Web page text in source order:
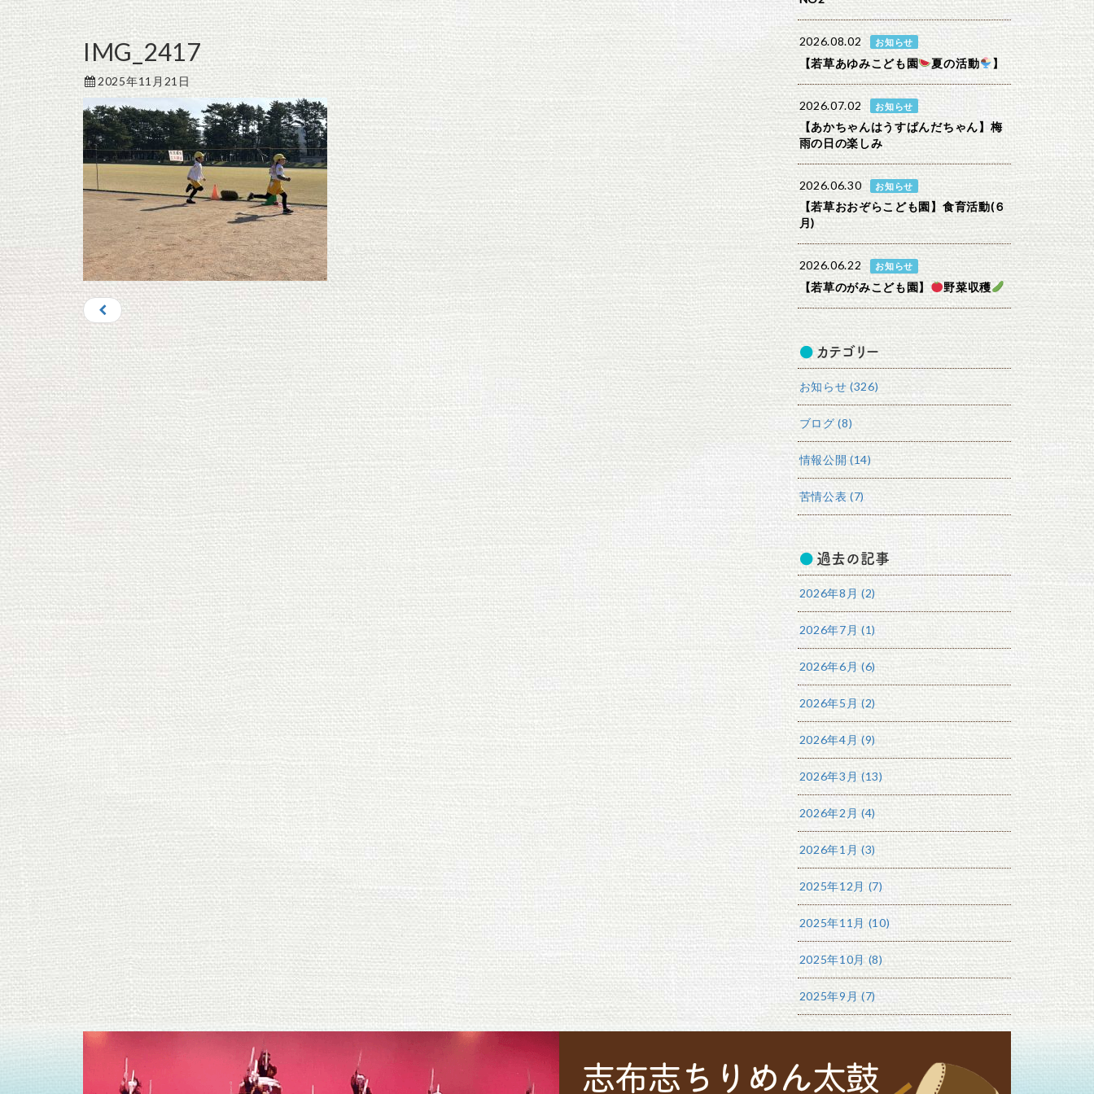
IMG_2417
2025年11月21日
2026.08.02 お知らせ
【若草あゆみこども園 夏の活動 】
2026.07.02 お知らせ
【あかちゃんはうすぱんだちゃん】梅
雨の日の楽しみ
2026.06.30 お知らせ
【若草おおぞらこども園】食育活動(６
月)
2026.06.22 お知らせ
【若草のがみこども園】 野菜収穫
カテゴリー
お知らせ (326)
ブログ (8)
情報公開 (14)
苦情公表 (7)
過去の記事
2026年8月 (2)
2026年7月 (1)
2026年6月 (6)
2026年5月 (2)
2026年4月 (9)
2026年3月 (13)
2026年2月 (4)
2026年1月 (3)
2025年12月 (7)
2025年11月 (10)
2025年10月 (8)
2025年9月 (7)